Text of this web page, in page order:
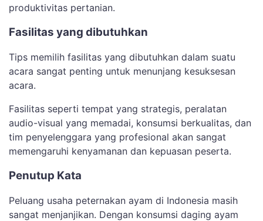
produktivitas pertanian.
Fasilitas yang dibutuhkan
Tips memilih fasilitas yang dibutuhkan dalam suatu
acara sangat penting untuk menunjang kesuksesan
acara.
Fasilitas seperti tempat yang strategis, peralatan
audio-visual yang memadai, konsumsi berkualitas, dan
tim penyelenggara yang profesional akan sangat
memengaruhi kenyamanan dan kepuasan peserta.
Penutup Kata
Peluang usaha peternakan ayam di Indonesia masih
sangat menjanjikan. Dengan konsumsi daging ayam